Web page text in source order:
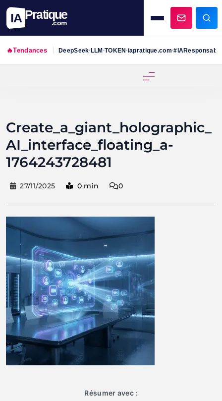
IA Pratique
.com
🔥Tendances DeepSeek•LLM•TOKEN•iapratique.com•#IAResponsable
Create_a_giant_holographic_
AI_interface_floating_a-
1764243728481
27/11/2025 0 min 0
Résumer avec :